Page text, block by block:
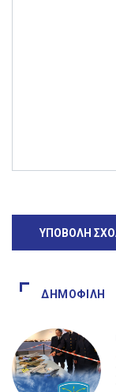
ΔΗΜΟΦΙΛΉ